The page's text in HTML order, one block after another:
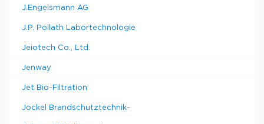
J.Engelsmann AG
J.P. Pollath Labortechnologie
Jeiotech Co., Ltd.
Jenway
Jet Bio-Filtration
Jockel Brandschutztechnik-